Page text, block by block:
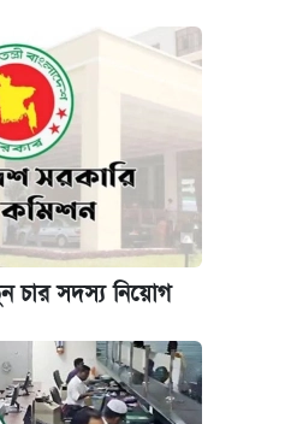
চার সদস্য নিয়োগ